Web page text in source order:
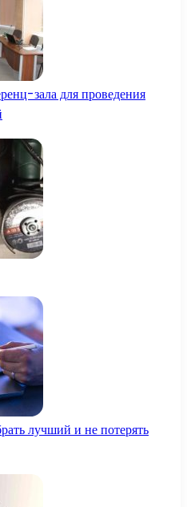
зала для проведения
лучший и не потерять